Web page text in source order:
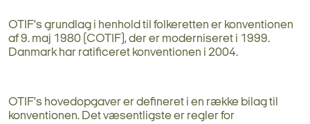
OTIF's grundlag i henhold til folkeretten er konventionen
af 9. maj 1980 (COTIF), der er moderniseret i 1999.
Danmark har ratificeret konventionen i 2004.
OTIF's hovedopgaver er defineret i en række bilag til
konventionen. Det væsentligste er regler for